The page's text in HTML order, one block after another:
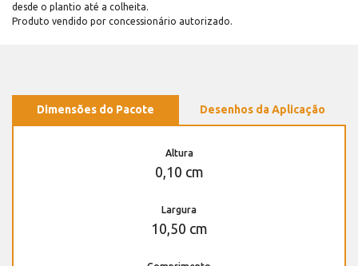
desde o plantio até a colheita.
Produto vendido por concessionário autorizado.
Dimensões do Pacote Desenhos da Aplicação
Altura
0,10 cm
Largura
10,50 cm